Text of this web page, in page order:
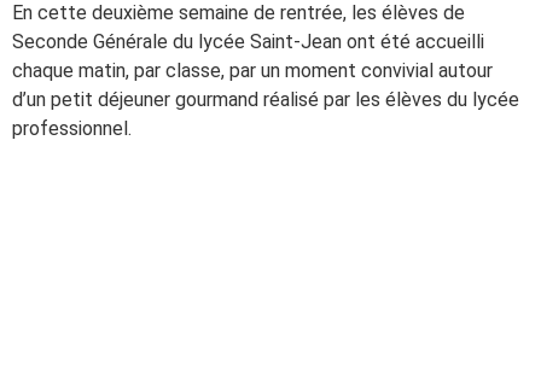
En cette deuxième semaine de rentrée, les élèves de
Seconde Générale du lycée Saint-Jean ont été accueilli
chaque matin, par classe, par un moment convivial autour
d’un petit déjeuner gourmand réalisé par les élèves du lycée
professionnel.